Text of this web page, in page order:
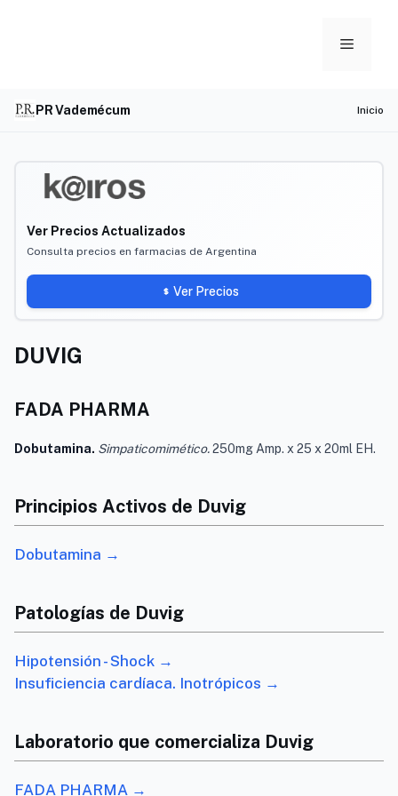
Menu
PR Vademécum Inicio
Ver Precios Actualizados
Consulta precios en farmacias de Argentina
Ver Precios
DUVIG
FADA PHARMA
Dobutamina. Simpaticomimético.250mg Amp. x 25 x 20ml EH.
Principios Activos de Duvig
Dobutamina →
Patologías de Duvig
Hipotensión - Shock →
Insuficiencia cardíaca. Inotrópicos →
Laboratorio que comercializa Duvig
FADA PHARMA →